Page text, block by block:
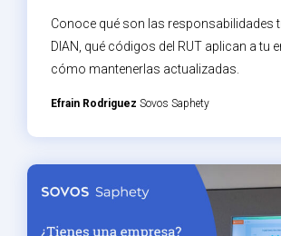
Conoce qué son las responsabilidades
DIAN, qué códigos del RUT aplican a tu
cómo mantenerlas actualizadas.
Efrain Rodriguez Sovos Saphety